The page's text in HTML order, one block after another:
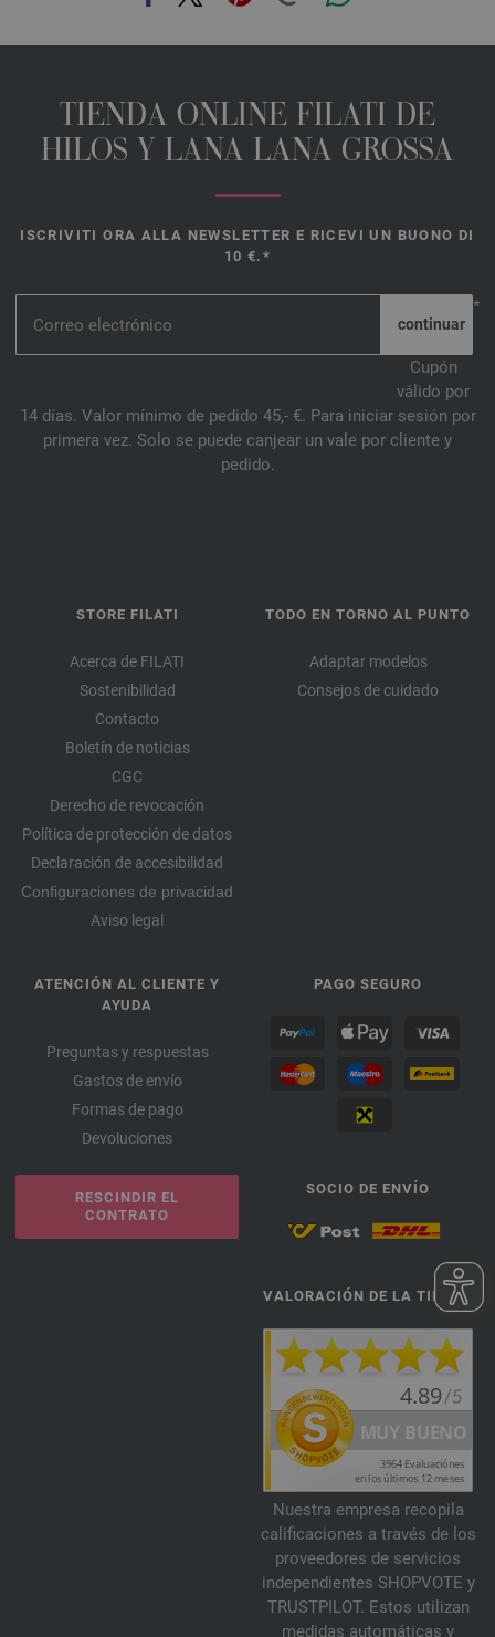
TIENDA ONLINE FILATI DE
HILOS Y LANA LANA GROSSA
ISCRIVITI ORA ALLA NEWSLETTER E RICEVI UN BUONO DI
10 €.*
*
Cupón
válido por
14 días. Valor mínimo de pedido 45,- €. Para iniciar sesión por
primera vez. Solo se puede canjear un vale por cliente y
pedido.
STORE FILATI
Acerca de FILATI
Sostenibilidad
Contacto
Boletín de noticias
CGC
Derecho de revocación
Política de protección de datos
Declaración de accesibilidad
Configuraciones de privacidad
Aviso legal
TODO EN TORNO AL PUNTO
Adaptar modelos
Consejos de cuidado
ATENCIÓN AL CLIENTE Y
AYUDA
Preguntas y respuestas
Gastos de envío
Formas de pago
Devoluciones
RESCINDIR EL
CONTRATO
PAGO SEGURO
SOCIO DE ENVÍO
VALORACIÓN DE LA TIENDA
Nuestra empresa recopila
calificaciones a través de los
proveedores de servicios
independientes SHOPVOTE y
TRUSTPILOT. Estos utilizan
medidas automáticas y